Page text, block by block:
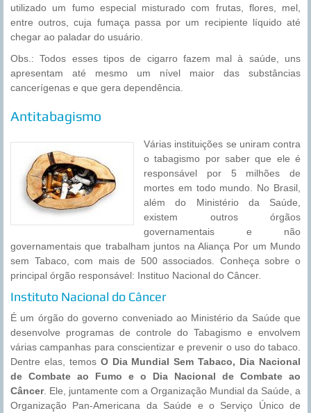
utilizado um fumo especial misturado com frutas, flores, mel,
entre outros, cuja fumaça passa por um recipiente líquido até
chegar ao paladar do usuário.
Obs.: Todos esses tipos de cigarro fazem mal à saúde, uns
apresentam até mesmo um nível maior das substâncias
cancerígenas e que gera dependência.
Antitabagismo
Várias instituições se uniram contra
o tabagismo por saber que ele é
responsável por 5 milhões de
mortes em todo mundo. No Brasil,
além do Ministério da Saúde,
existem outros órgãos
governamentais e não
governamentais que trabalham juntos na Aliança Por um Mundo
sem Tabaco, com mais de 500 associados. Conheça sobre o
principal órgão responsável: Instituo Nacional do Câncer.
Instituto Nacional do Câncer
É um órgão do governo conveniado ao Ministério da Saúde que
desenvolve programas de controle do Tabagismo e envolvem
várias campanhas para conscientizar e prevenir o uso do tabaco.
Dentre elas, temos O Dia Mundial Sem Tabaco, Dia Nacional
de Combate ao Fumo e o Dia Nacional de Combate ao
Câncer. Ele, juntamente com a Organização Mundial da Saúde, a
Organização Pan-Americana da Saúde e o Serviço Único de